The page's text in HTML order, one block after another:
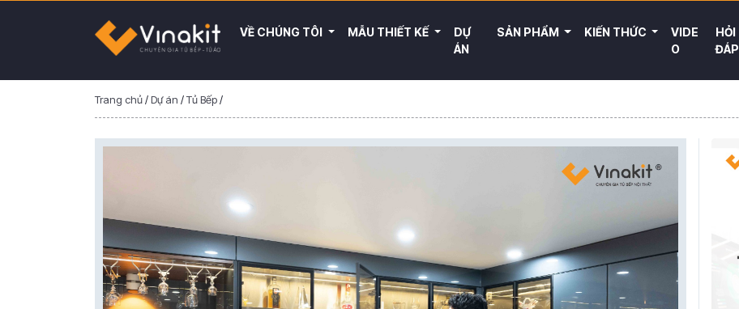
VỀ CHÚNG TÔI MẪU THIẾT KẾ
DỰ
ÁN
SẢN PHẨM KIẾN THỨC
VIDE
O
HỎI
ĐÁP
Trang chủ/Dự án /Tủ Bếp/